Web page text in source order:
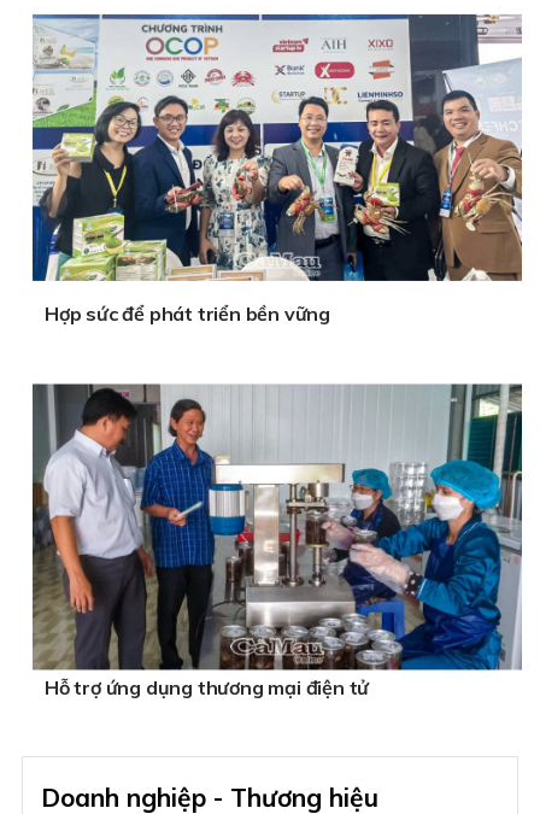
Hợp sức để phát triển bền vững
Hỗ trợ ứng dụng thương mại điện tử
Doanh nghiệp - Thương hiệu